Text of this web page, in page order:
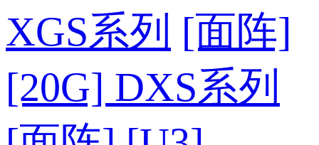
XGS系列 [面阵]
[20G] DXS系列